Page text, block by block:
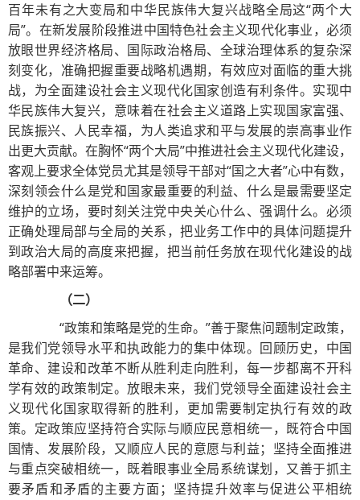
百年未有之大变局和中华民族伟大复兴战略全局这“两个大
局”。在新发展阶段推进中国特色社会主义现代化事业，必须
放眼世界经济格局、国际政治格局、全球治理体系的复杂深
刻变化，准确把握重要战略机遇期，有效应对面临的重大挑
战，为全面建设社会主义现代化国家创造有利条件。实现中
华民族伟大复兴，意味着在社会主义道路上实现国家富强、
民族振兴、人民幸福，为人类追求和平与发展的崇高事业作
出更大贡献。在胸怀“两个大局”中推进社会主义现代化建设，
客观上要求全体党员尤其是领导干部对“国之大者”心中有数，
深刻领会什么是党和国家最重要的利益、什么是最需要坚定
维护的立场，要时刻关注党中央关心什么、强调什么。必须
正确处理局部与全局的关系，把业务工作中的具体问题提升
到政治大局的高度来把握，把当前任务放在现代化建设的战
略部署中来运筹。
（二）
“政策和策略是党的生命。”善于聚焦问题制定政策，
是我们党领导水平和执政能力的集中体现。回顾历史，中国
革命、建设和改革不断从胜利走向胜利，每一步都离不开科
学有效的政策制定。放眼未来，我们党领导全面建设社会主
义现代化国家取得新的胜利，更加需要制定执行有效的政
策。定政策应坚持符合实际与顺应民意相统一，既符合中国
国情、发展阶段，又顺应人民的意愿与利益；坚持全面推进
与重点突破相统一，既着眼事业全局系统谋划，又善于抓主
要矛盾和矛盾的主要方面；坚持提升效率与促进公平相统